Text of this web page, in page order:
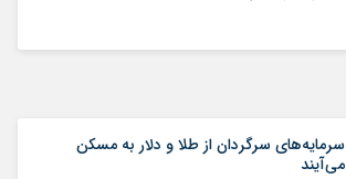
سرمایه‌های سرگردان از طلا و دلار به مسکن
می‌آیند